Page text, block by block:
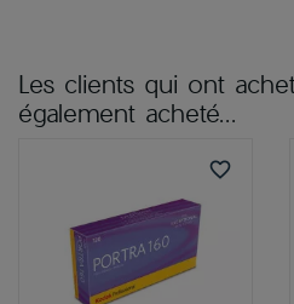
Les clients qui ont
également acheté...
favorite_border